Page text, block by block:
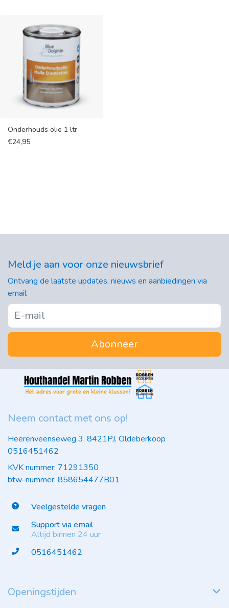
Onderhouds olie 1 ltr
€24,95
Meld je aan voor onze nieuwsbrief
Ontvang de laatste updates, nieuws en aanbiedingen via
email
Abonneer
Neem contact met ons op!
Heerenveenseweg 3, 8421PJ, Oldeberkoop
0516451462
KVK nummer: 71291350
btw-nummer: 858654477B01
Veelgestelde vragen
Support via email
Altijd binnen 24 uur
0516451462
Openingstijden